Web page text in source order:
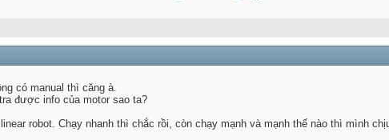
có manual thì căng à.
được info của motor sao ta?
robot. Chạy nhanh thì chắc rồi, còn chạy mạnh và mạnh thế nào thì mình